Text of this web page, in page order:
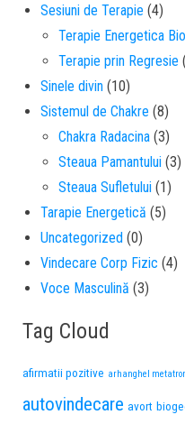
Sesiuni de Terapie (4)
Terapie Energetica
Terapie prin Regresie
Sinele divin (10)
Sistemul de Chakre (8)
Chakra Radacina (3)
Steaua Pamantului (3)
Steaua Sufletului (1)
Tarapie Energetică (5)
Uncategorized (0)
Vindecare Corp Fizic (4)
Voce Masculină (3)
Tag Cloud
afirmatii pozitive arhanghel
autovindecare avort